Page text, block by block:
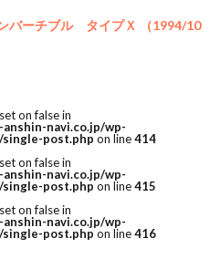
バーチブル タイプＸ （1994/10
on false in
navi.co.jp/wp-
post.php on line414
on false in
navi.co.jp/wp-
post.php on line415
on false in
navi.co.jp/wp-
post.php on line416